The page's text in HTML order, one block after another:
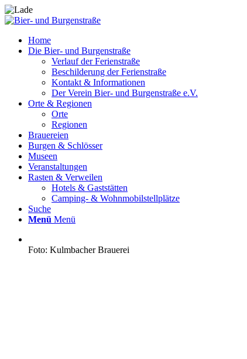
Home
Die Bier- und Burgenstraße
Verlauf der Ferienstraße
Beschilderung der Ferienstraße
Kontakt & Informationen
Der Verein Bier- und Burgenstraße e.V.
Orte & Regionen
Orte
Regionen
Brauereien
Burgen & Schlösser
Museen
Veranstaltungen
Rasten & Verweilen
Hotels & Gaststätten
Camping- & Wohnmobilstellplätze
Suche
Menü Menü
Foto: Kulmbacher Brauerei